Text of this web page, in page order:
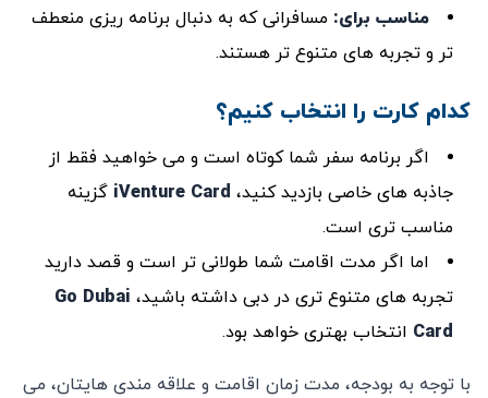
مناسب برای: مسافرانی که به دنبال برنامه‌ ریزی منعطف
‌تر و تجربه‌ های متنوع‌ تر هستند.
کدام کارت را انتخاب کنیم؟
اگر برنامه سفر شما کوتاه است و می‌ خواهید فقط از
جاذبه‌ های خاصی بازدید کنید، iVenture Card گزینه
مناسب ‌تری است.
اما اگر مدت اقامت شما طولانی ‌تر است و قصد دارید
تجربه‌ های متنوع ‌تری در دبی داشته باشید، Go Dubai
Card انتخاب بهتری خواهد بود.
با توجه به بودجه، مدت زمان اقامت و علاقه ‌مندی ‌هایتان، می‌